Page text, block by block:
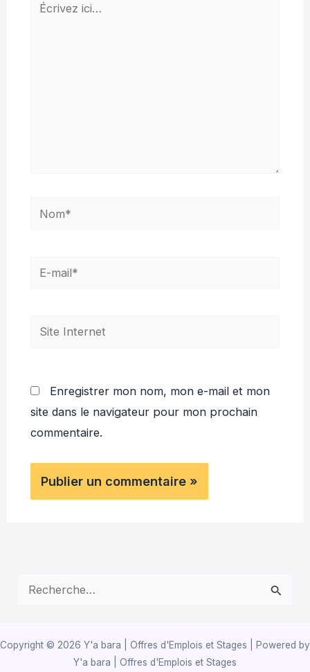
Nom*
E-
Site
Enregistrer mon nom, mon e-mail et mon
site dans le navigateur pour mon prochain
commentaire.
h
Copyright © 2026 Y'a bara | Offres d'Emplois et Stages | Powered by
Y'a bara | Offres d'Emplois et Stages